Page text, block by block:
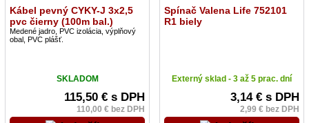
Kábel pevný CYKY-J 3x2,5
pvc čierny (100m bal.)
Medené jadro, PVC izolácia, výplňový
obal, PVC plášť.
SKLADOM
115,50 € s DPH
110,00 € bez DPH
Spínač Valena Life 752101
R1 biely
Externý sklad - 3 až 5 prac. dní
3,14 € s DPH
2,99 € bez DPH